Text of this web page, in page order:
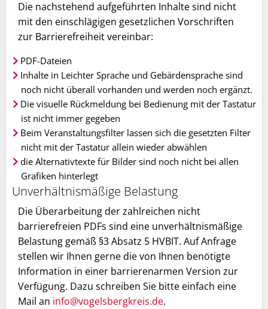
Die nachstehend aufgeführten Inhalte sind nicht
mit den einschlägigen gesetzlichen Vorschriften
zur Barrierefreiheit vereinbar:
PDF-Dateien
Inhalte in Leichter Sprache und Gebärdensprache sind
noch nicht überall vorhanden und werden noch ergänzt.
Die visuelle Rückmeldung bei Bedienung mit der Tastatur
ist nicht immer gegeben
Beim Veranstaltungsfilter lassen sich die gesetzten Filter
nicht mit der Tastatur allein wieder abwählen
die Alternativtexte für Bilder sind noch nicht bei allen
Grafiken hinterlegt
Unverhältnismäßige Belastung
Die Überarbeitung der zahlreichen nicht
barrierefreien PDFs sind eine unverhältnismäßige
Belastung gemäß §3 Absatz 5 HVBIT. Auf Anfrage
stellen wir Ihnen gerne die von Ihnen benötigte
Information in einer barrierenarmen Version zur
Verfügung. Dazu schreiben Sie bitte einfach eine
Mail an info@vogelsbergkreis.de.